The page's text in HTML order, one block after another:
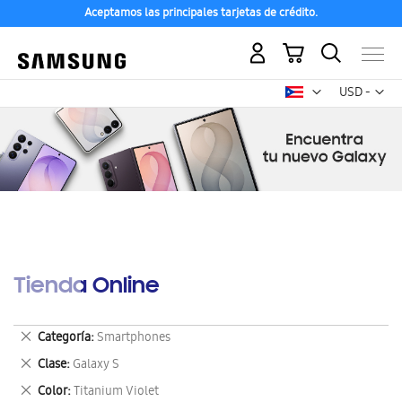
Aceptamos las principales tarjetas de crédito.
USD -
dólar
Mi carrito
Tienda Online
Categoría Smartphones
Eliminar
este
artículo
Clase Galaxy S
Eliminar
este
Color Titanium Violet
Eliminar